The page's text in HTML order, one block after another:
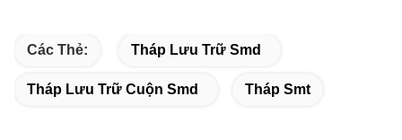
Các Thẻ: Tháp Lưu Trữ Smd
Tháp Lưu Trữ Cuộn Smd Tháp Smt